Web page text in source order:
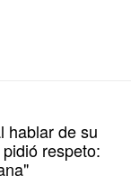
hablar de su
respeto: